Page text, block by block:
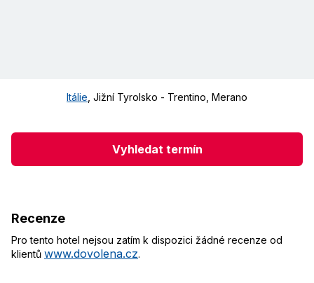
Itálie Jižní Tyrolsko - Trentino Merano
Vyhledat termín
Recenze
Pro tento hotel nejsou zatím k dispozici žádné recenze od
klientů www.dovolena.cz.